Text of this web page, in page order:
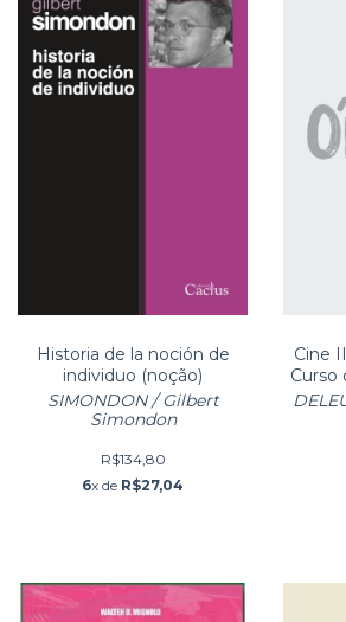
Historia de la noción de
individuo (noção)
SIMONDON / Gilbert
Simondon
R$134,80
6x de R$27,04
Cine
Curso